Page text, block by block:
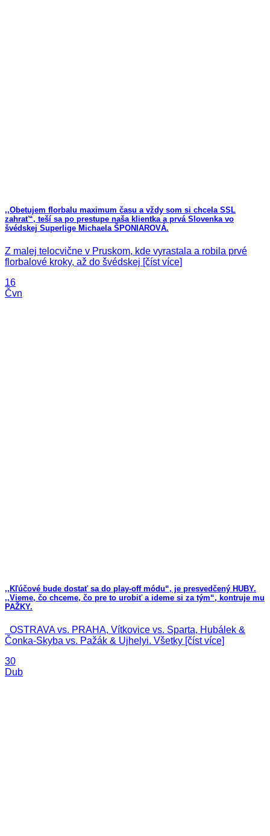
,,Obetujem florbalu maximum času a vždy som si chcela SSL
zahrať“, teší sa po prestupe naša klientka a prvá Slovenka vo
švédskej Superlige Michaela ŠPONIAROVÁ.
Z malej telocvične v Pruskom, kde vyrastala a robila prvé
florbalové kroky, až do švédskej [číst více]
16
Čvn
,,Kľúčové bude dostať sa do play-off módu“, je presvedčený HUBY.
,,Vieme, čo chceme, čo pre to urobiť a ideme si za tým“, kontruje mu
PAŽKY.
OSTRAVA vs. PRAHA, Vítkovice vs. Sparta, Hubálek &
Čonka-Skyba vs. Pažák & Ujhelyi. Všetky [číst více]
30
Dub